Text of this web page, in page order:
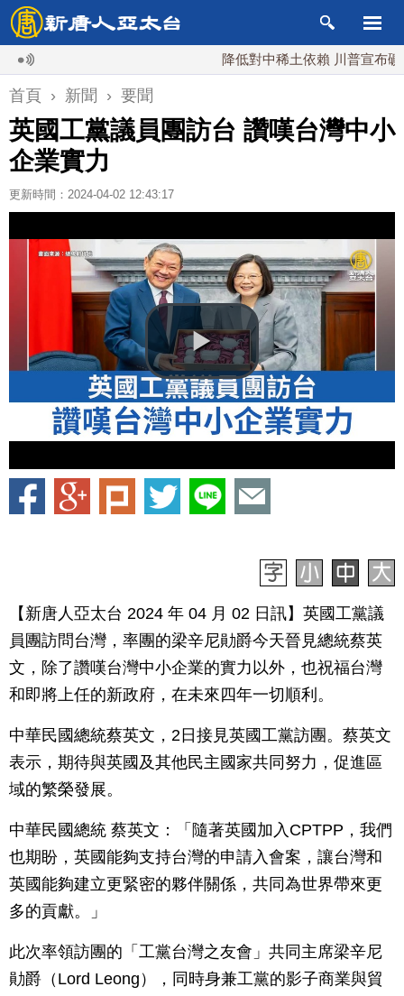
降低對中稀土依賴 川普宣布礦業投資
首頁 › 新聞 › 要聞
英國工黨議員團訪台 讚嘆台灣中小
企業實力
更新時間：2024-04-02 12:43:17
【新唐人亞太台 2024 年 04 月 02 日訊】英國工黨議
員團訪問台灣，率團的梁辛尼勛爵今天晉見總統蔡英
文，除了讚嘆台灣中小企業的實力以外，也祝福台灣
和即將上任的新政府，在未來四年一切順利。
中華民國總統蔡英文，2日接見英國工黨訪團。蔡英文
表示，期待與英國及其他民主國家共同努力，促進區
域的繁榮發展。
中華民國總統 蔡英文：「隨著英國加入CPTPP，我們
也期盼，英國能夠支持台灣的申請入會案，讓台灣和
英國能夠建立更緊密的夥伴關係，共同為世界帶來更
多的貢獻。」
此次率領訪團的「工黨台灣之友會」共同主席梁辛尼
勛爵（Lord Leong），同時身兼工黨的影子商業與貿